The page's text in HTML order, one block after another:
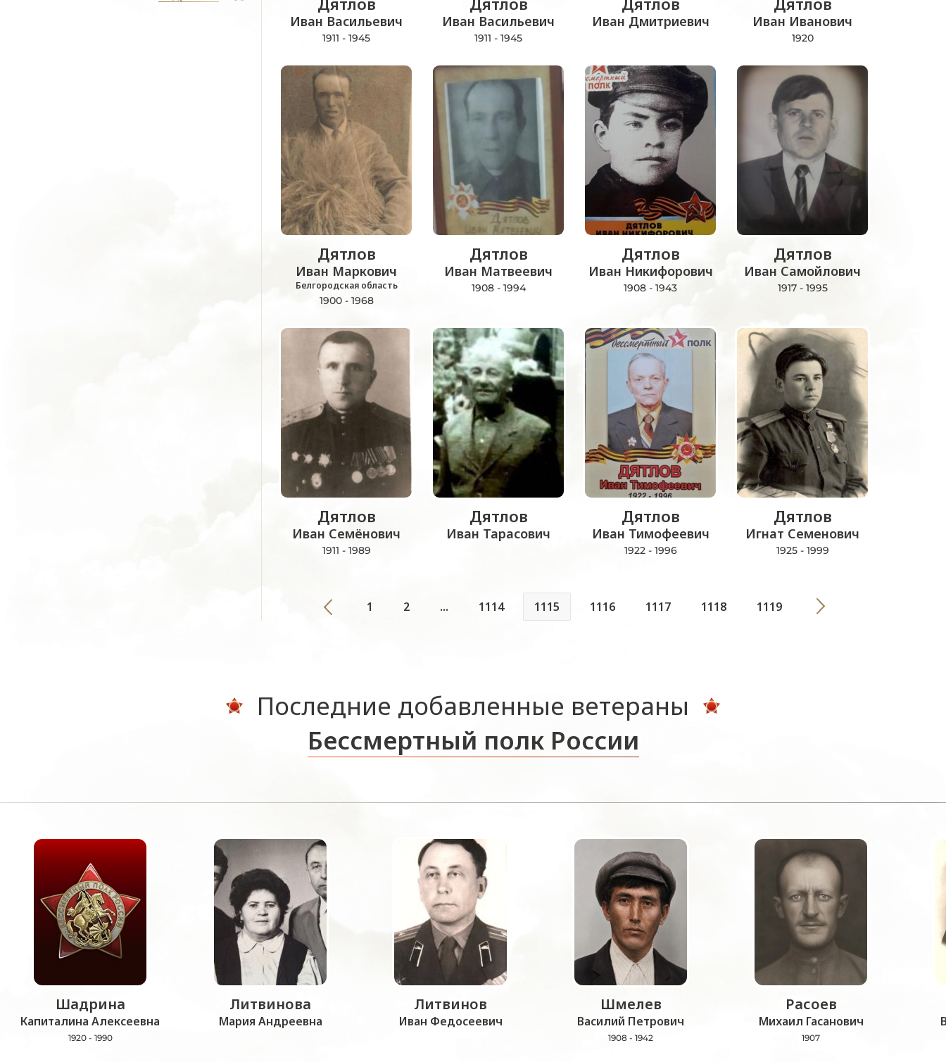
Иван Васильевич
1911 - 1945
Иван Васильевич
1911 - 1945
Иван Дмитриевич Иван Иванович
1920
Дятлов
Иван Маркович
Белгородская область
1900 - 1968
Дятлов
Иван Матвеевич
1908 - 1994
Дятлов
Иван Никифорович
1908 - 1943
Дятлов
Иван Самойлович
1917 - 1995
Дятлов
Иван Семёнович
1911 - 1989
Дятлов
Иван Тарасович
Дятлов
Иван Тимофеевич
1922 - 1996
Дятлов
Игнат Семенович
1925 - 1999
1 2 ... 1114 1115 1116 1117 1118 1119
Последние добавленные ветераны
Бессмертный полк России
Шадрина
Капиталина Алексеевна
1920 - 1990
Литвинова
Мария Андреевна
Литвинов
Иван Федосеевич
Шмелев
Василий Петрович
1908 - 1942
Расоев
Михаил Гасанович
1907